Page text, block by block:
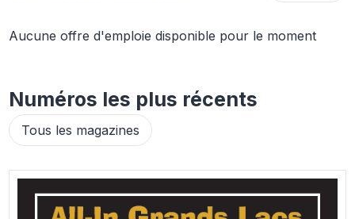
Aucune offre d'emploie disponible pour le moment
Numéros les plus récents
Tous les magazines